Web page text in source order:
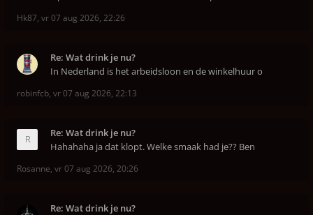
Hk87, vr 07 aug 2026, 22:26
Re: Wat drink je nu?
In Nederland is het arbeidsloon en de winkelhuur o
robinfcb, vr 07 aug 2026, 22:13
Re: Wat drink je nu?
Hahahaha ja dat klopt. Welke smaak had je?? Ben
Rosanne, vr 07 aug 2026, 20:26
Re: Wat drink je nu?